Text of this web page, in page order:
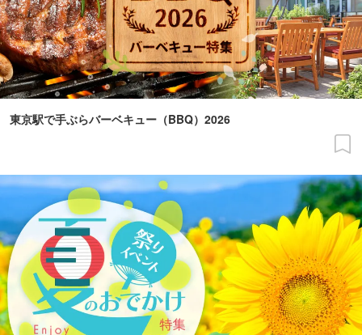
東京駅で手ぶらバーベキュー（BBQ）2026